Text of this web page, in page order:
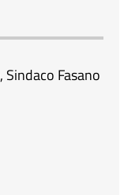
, Sindaco Fasano